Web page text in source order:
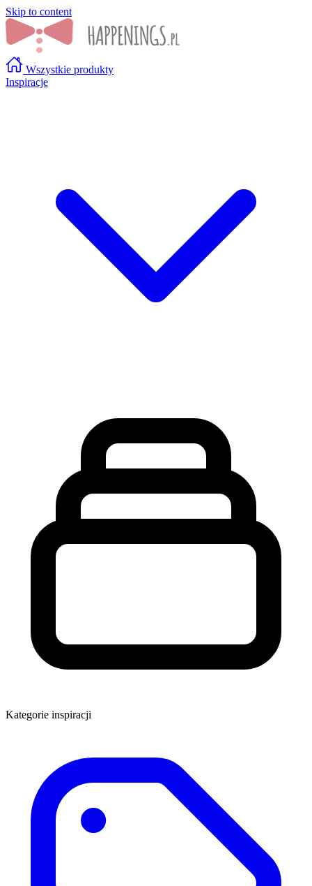
Skip to content
Wszystkie produkty
Inspiracje
Kategorie inspiracji